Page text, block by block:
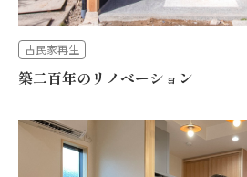
古民家再生
築二百年のリノベーション